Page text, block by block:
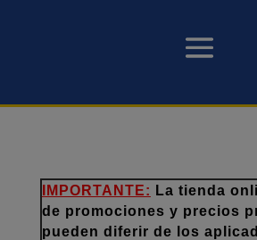
IMPORTANTE: La tienda
de promociones y precios
pueden diferir de los